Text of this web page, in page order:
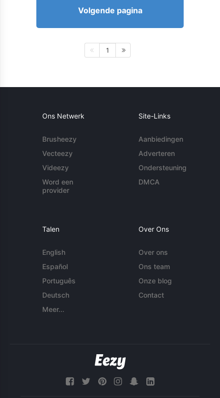
Volgende pagina
1
Ons Netwerk
Brusheezy
Vecteezy
Videezy
Word een
provider
Site-Links
Aanbiedingen
Adverteren
Ondersteuning
DMCA
Talen
English
Español
Português
Deutsch
Meer...
Over Ons
Over ons
Ons team
Onze blog
Contact